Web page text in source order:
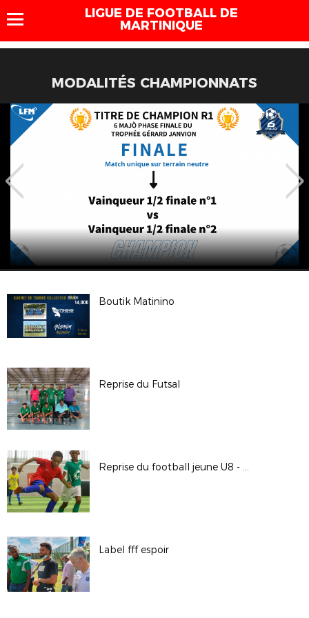
LIGUE DE FOOTBALL DE
MARTINIQUE
MODALITÉS CHAMPIONNATS
Boutik Matinino
Reprise du Futsal
Reprise du football jeune U8 - U9
Label fff espoir